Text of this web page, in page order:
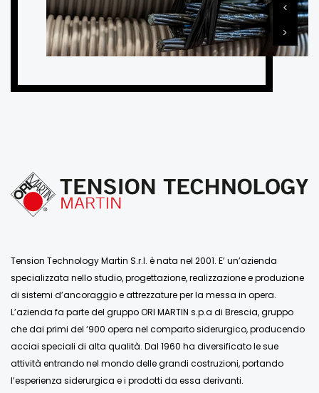
Tension Technology Martin S.r.l. è nata nel 2001. E’ un’azienda
specializzata nello studio, progettazione, realizzazione e produzione
di sistemi d’ancoraggio e attrezzature per la messa in opera.
L’azienda fa parte del gruppo ORI MARTIN s.p.a di Brescia, gruppo
che dai primi del ‘900 opera nel comparto siderurgico, producendo
acciai speciali di alta qualità. Dal 1960 ha diversificato le sue
attività entrando nel mondo delle grandi costruzioni, portando
l’esperienza siderurgica e i prodotti da essa derivanti.